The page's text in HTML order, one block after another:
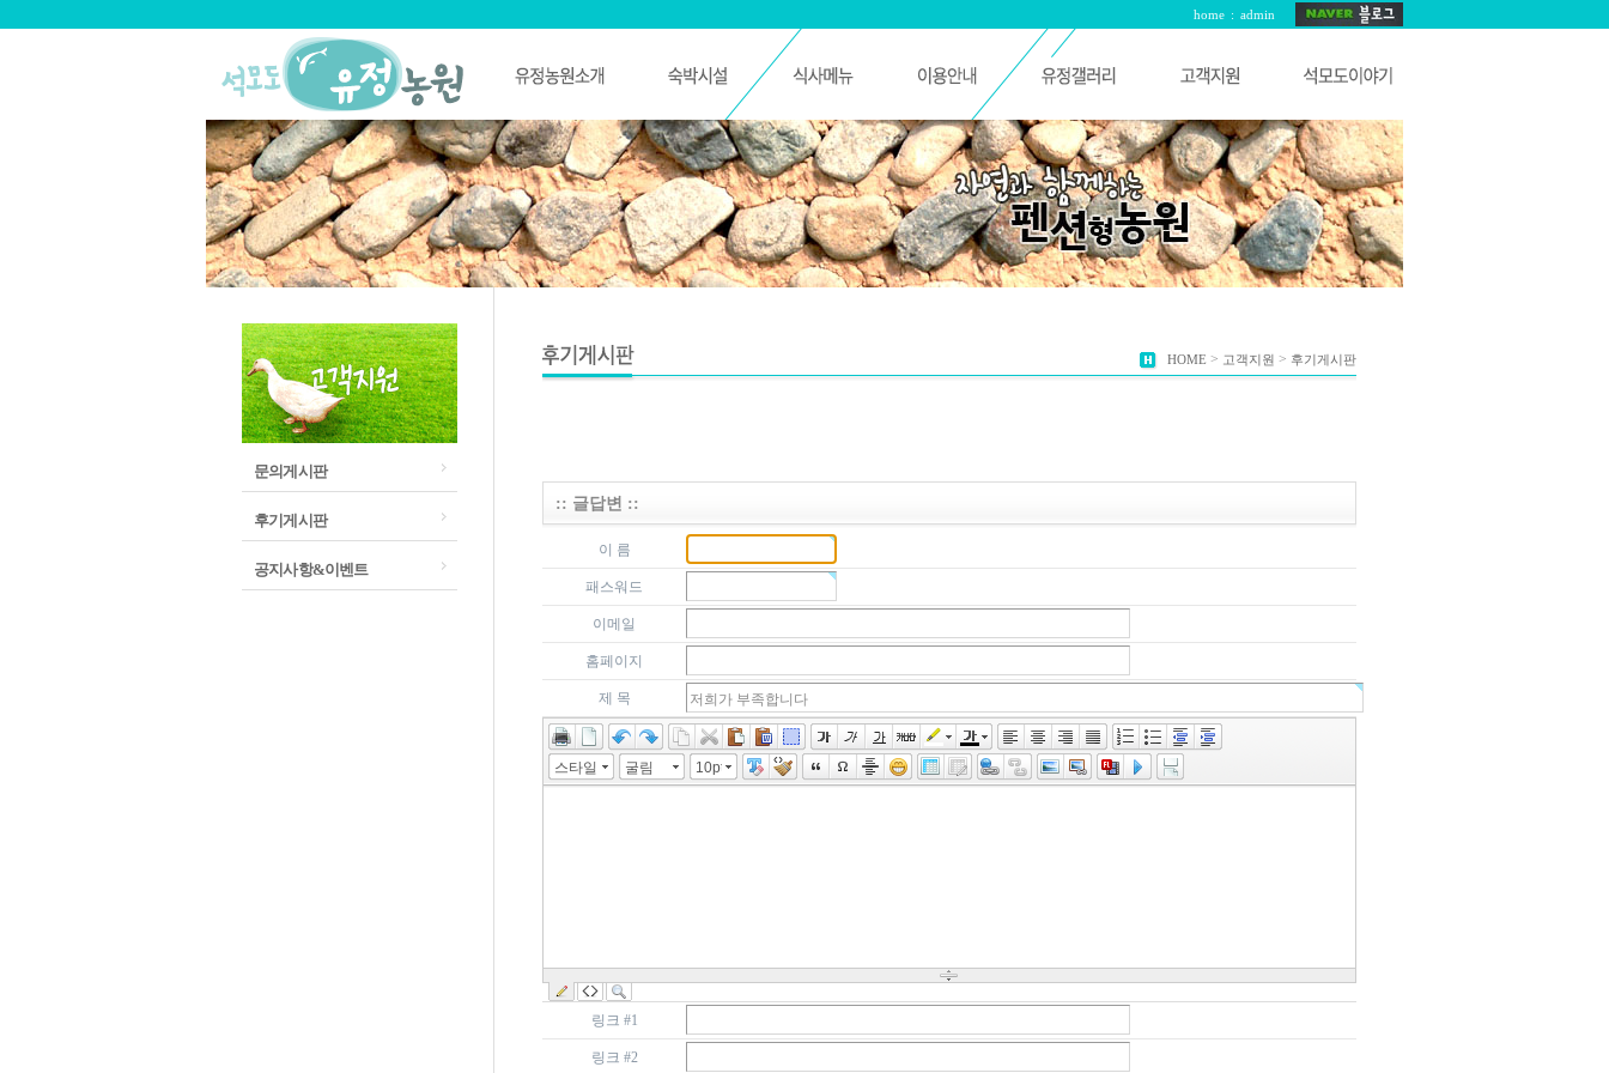
home : admin
문의게시판
후기게시판
공지사항&이벤트
HOME > 고객지원 > 후기게시판
:: 글답변 ::
이 름
패스워드
이메일
홈페이지
제 목
스타일 굴림 10pt
링크 #1
링크 #2